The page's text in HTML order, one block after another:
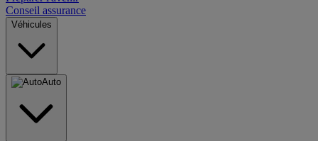
Conseil assurance
Véhicules
Auto